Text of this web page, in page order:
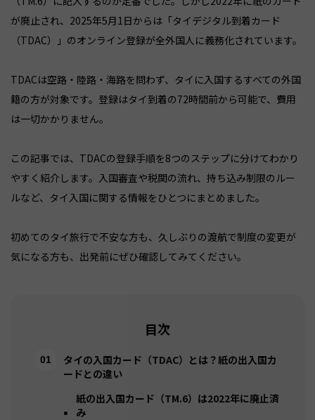
が廃止され、2025年5月1日からは「タイデジタル到着カード
（TDAC）」のオンライン登録が全外国人に義務化されています。
TDACは空路・陸路・海路を問わず、タイに入国するすべての外国
籍の方が対象です。登録はタイ到着の72時間前から可能で、費用
は一切かかりません。
この記事では、TDACの登録手順を8つのステップに分けてわかり
やすく紹介します。入国審査や税関の流れ、持ち込み制限のルー
ルなど、タイ入国に関する情報をひとつにまとめました。
初めてのタイ旅行で不安な方も、久しぶりの渡航で制度の変更が
気になる方も、出発前にぜひ確認してみてください。
目次
タイの入国カード（TDAC）とは？紙の出入国カ
ードとの違い
紙の出入国カード（TM.6）は2022年に廃止済
み